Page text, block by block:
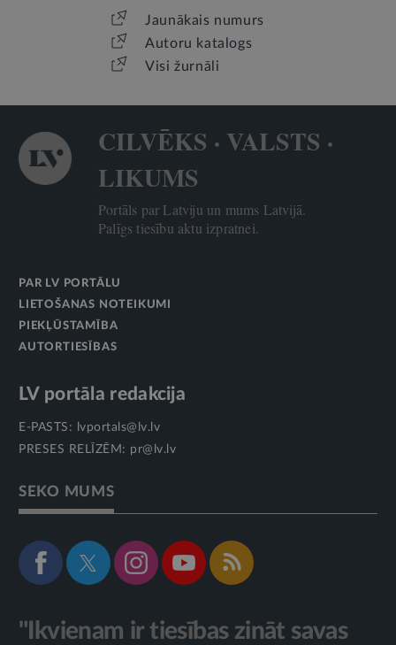
Jaunākais numurs
Autoru katalogs
Visi žurnāli
CILVĒKS · VALSTS ·
LIKUMS
Portāls par Latviju un mums Latvijā.
Palīgs tiesību aktu izpratnei.
PAR LV PORTĀLU
LIETOŠANAS NOTEIKUMI
PIEKĻŪSTAMĪBA
AUTORTIESĪBAS
LV portāla redakcija
E-PASTS:
lvportals@lv.lv
PRESES RELĪZĒM: pr@lv.lv
SEKO MUMS
"Ikvienam ir tiesības zināt savas